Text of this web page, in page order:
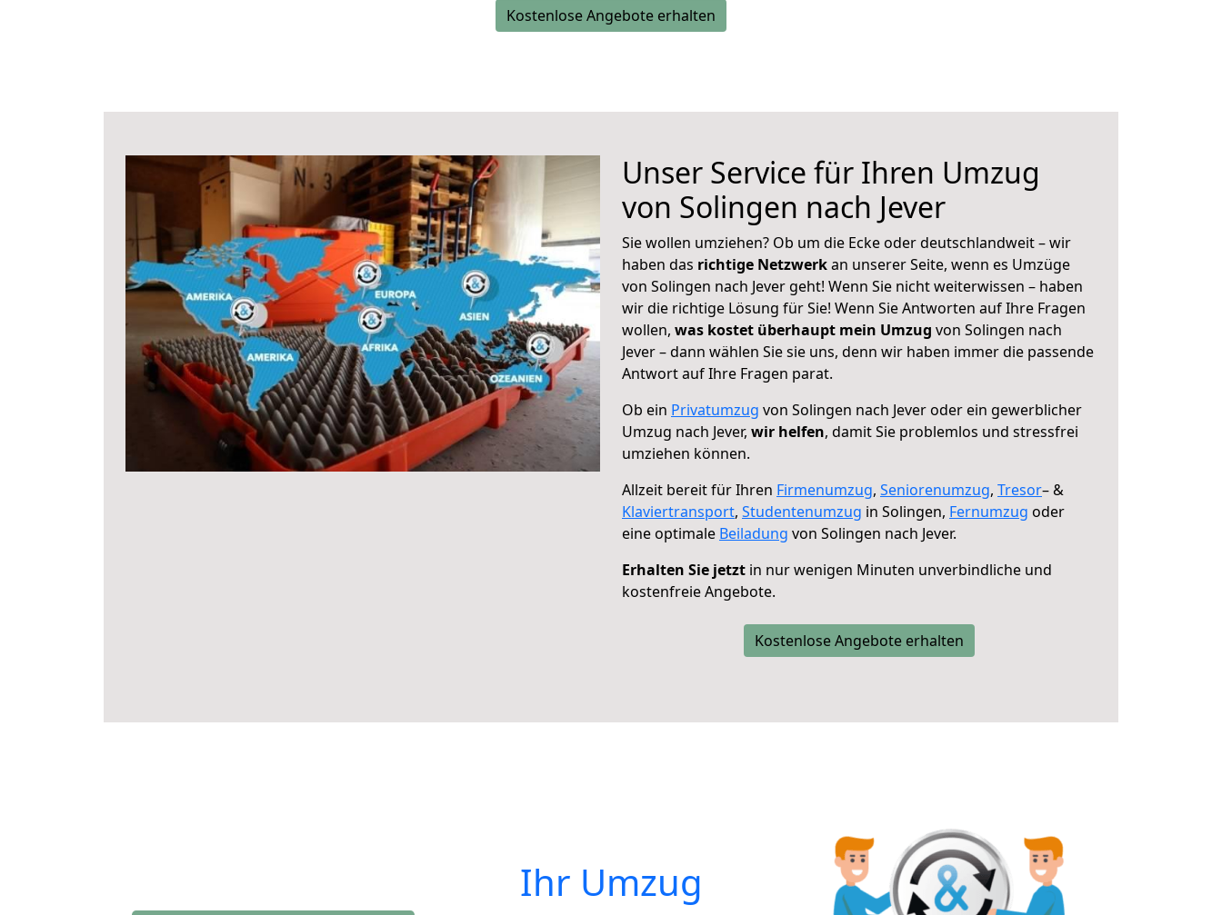
Kostenlose Angebote erhalten
Unser Service für Ihren Umzug
von Solingen nach Jever
Sie wollen umziehen? Ob um die Ecke oder deutschlandweit – wir
haben das richtige Netzwerkan unserer Seite, wenn es Umzüge
von Solingen nach Jever geht! Wenn Sie nicht weiterwissen – haben
wir die richtige Lösung für Sie! Wenn Sie Antworten auf Ihre Fragen
wollen, was kostet überhaupt mein Umzug von Solingen nach
Jever – dann wählen Sie sie uns, denn wir haben immer die passende
Antwort auf Ihre Fragen parat.
Ob ein Privatumzug von Solingen nach Jever oder ein gewerblicher
Umzug nach Jever, wir helfen, damit Sie problemlos und stressfrei
umziehen können.
Allzeit bereit für Ihren Firmenumzug, Seniorenumzug, Tresor– &
Klaviertransport, Studentenumzug in Solingen, Fernumzug oder
eine optimale Beiladung von Solingen nach Jever.
Erhalten Sie jetzt in nur wenigen Minuten unverbindliche und
kostenfreie Angebote.
Kostenlose Angebote erhalten
Ihr Umzug